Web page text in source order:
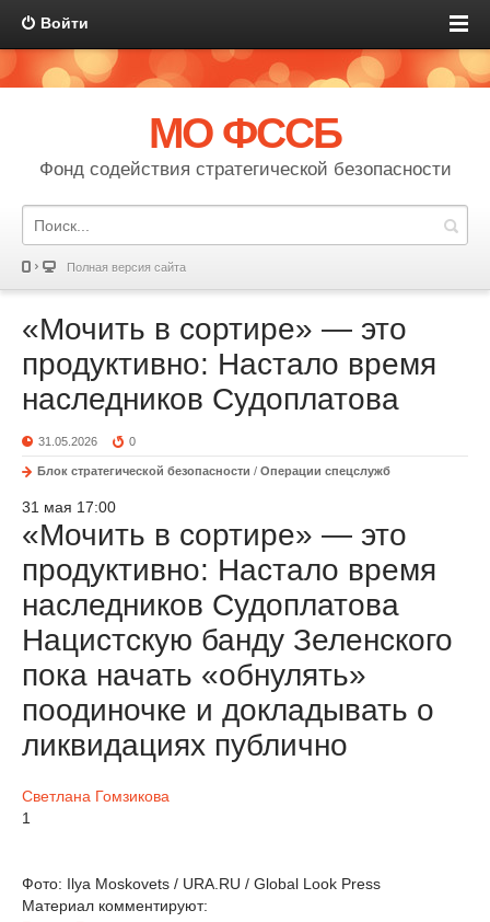
Войти
МО ФССБ
Фонд содействия стратегической безопасности
Полная версия сайта
«Мочить в сортире» — это
продуктивно: Настало время
наследников Судоплатова
31.05.2026 0
Блок стратегической безопасности / Операции спецслужб
31 мая 17:00
«Мочить в сортире» — это
продуктивно: Настало время
наследников Судоплатова
Нацистскую банду Зеленского
пока начать «обнулять»
поодиночке и докладывать о
ликвидациях публично
Светлана Гомзикова
1
Фото: Ilya Moskovets / URA.RU / Global Look Press
Материал комментируют: